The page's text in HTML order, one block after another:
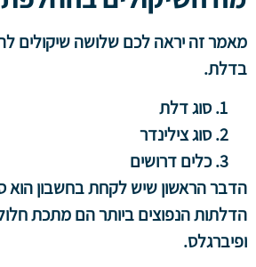
מאמר זה יראה לכם שלושה שיקולים
בדלת.
סוג דלת
סוג צילינדר
כלים דרושים
הדבר הראשון שיש לקחת בחשבון הוא
הדלתות הנפוצים ביותר הם מתכת
ופיברגלס.